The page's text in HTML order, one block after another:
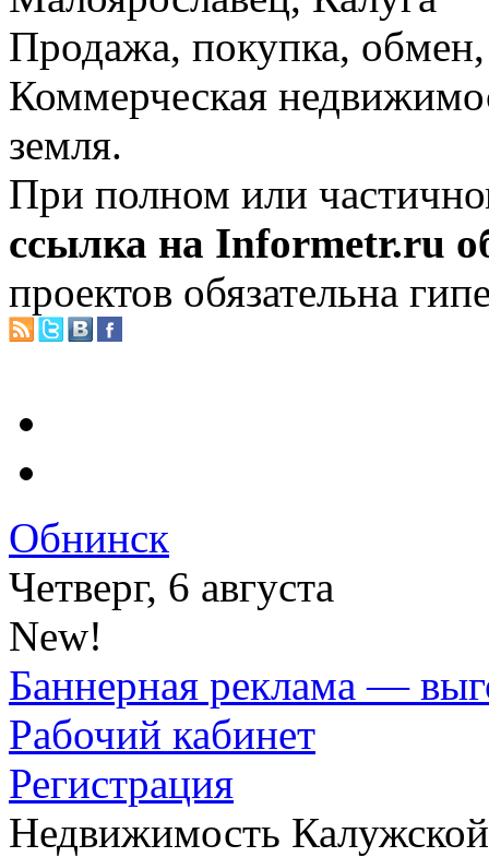
Продажа, покупка, обмен,
Коммерческая
земля.
При полном или
ссылка на Informetr.ru
проектов обязательна
Обнинск
Четверг, 6 августа
New!
Баннерная реклама —
Рабочий кабинет
Регистрация
Недвижимость